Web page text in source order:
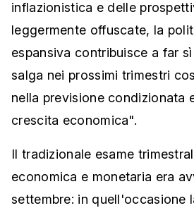
inflazionistica e delle
leggermente offuscate, la
espansiva contribuisce a far
salga nei prossimi trimestri
nella previsione condizionata
crescita economica".
Il tradizionale esame
economica e monetaria era
settembre: in quell'occasione